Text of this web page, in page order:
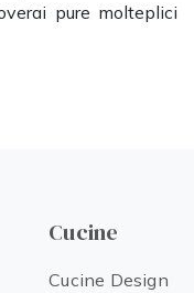
pure molteplici
Cucine
Cucine Design